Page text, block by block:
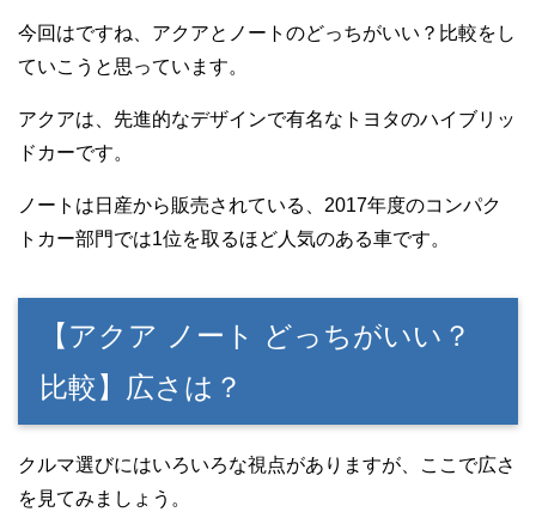
今回はですね、アクアとノートのどっちがいい？比較をし
ていこうと思っています。
アクアは、先進的なデザインで有名なトヨタのハイブリッ
ドカーです。
ノートは日産から販売されている、2017年度のコンパク
トカー部門では1位を取るほど人気のある車です。
【アクア ノート どっちがいい？
比較】広さは？
クルマ選びにはいろいろな視点がありますが、ここで広さ
を見てみましょう。